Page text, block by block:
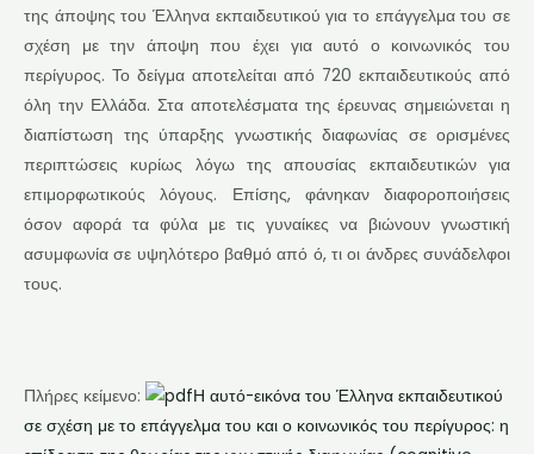
της άποψης του Έλληνα εκπαιδευτικού για το επάγγελμα του σε
σχέση με την άποψη που έχει για αυτό ο κοινωνικός του
περίγυρος. Το δείγμα αποτελείται από 720 εκπαιδευτικούς από
όλη την Ελλάδα. Στα αποτελέσματα της έρευνας σημειώνεται η
διαπίστωση της ύπαρξης γνωστικής διαφωνίας σε ορισμένες
περιπτώσεις κυρίως λόγω της απουσίας εκπαιδευτικών για
επιμορφωτικούς λόγους. Επίσης, φάνηκαν διαφοροποιήσεις
όσον αφορά τα φύλα με τις γυναίκες να βιώνουν γνωστική
ασυμφωνία σε υψηλότερο βαθμό από ό, τι οι άνδρες συνάδελφοι
τους.
Πλήρες κείμενο:
Η αυτό-εικόνα του Έλληνα εκπαιδευτικού
σε σχέση με το επάγγελμα του και ο κοινωνικός του περίγυρος: η